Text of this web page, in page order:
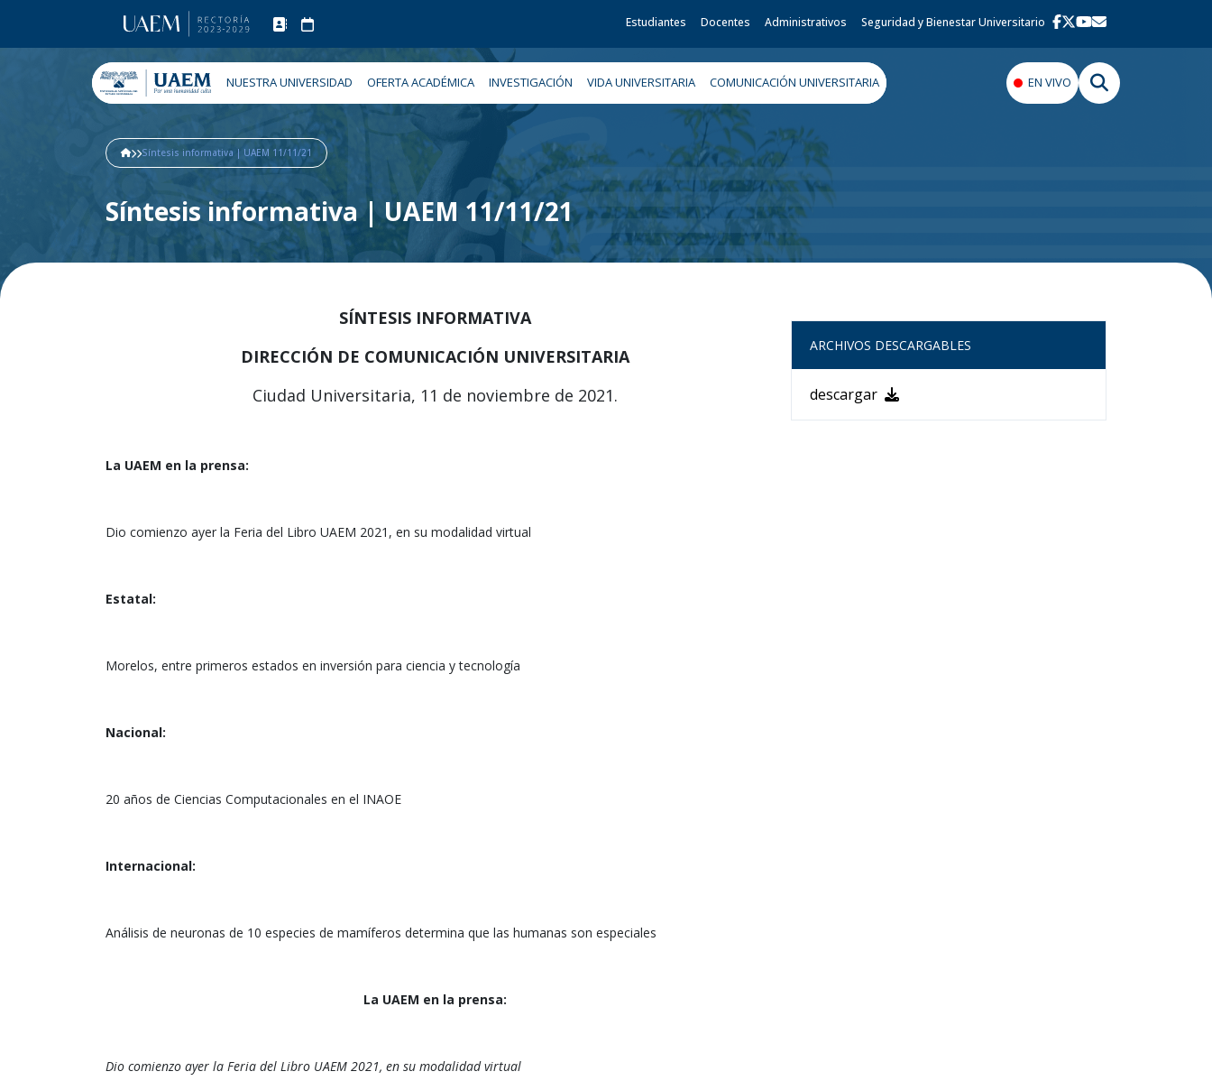
Estudiantes Docentes Administrativos Seguridad y Bienestar Universitario
NUESTRA UNIVERSIDAD OFERTA ACADÉMICA INVESTIGACIÓN VIDA UNIVERSITARIA COMUNICACIÓN UNIVERSITARIA EN VIVO
Síntesis informativa | UAEM 11/11/21
Síntesis informativa | UAEM 11/11/21
SÍNTESIS INFORMATIVA
DIRECCIÓN DE COMUNICACIÓN UNIVERSITARIA
Ciudad Universitaria, 11 de noviembre de 2021.
La UAEM en la prensa:
Dio comienzo ayer la Feria del Libro UAEM 2021, en su modalidad virtual
Estatal:
Morelos, entre primeros estados en inversión para ciencia y tecnología
Nacional:
20 años de Ciencias Computacionales en el INAOE
Internacional:
Análisis de neuronas de 10 especies de mamíferos determina que las humanas son especiales
La UAEM en la prensa:
Dio comienzo ayer la Feria del Libro UAEM 2021, en su modalidad virtual
ARCHIVOS DESCARGABLES
descargar